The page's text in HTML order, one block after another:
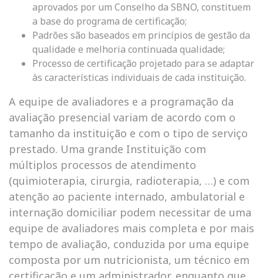
aprovados por um Conselho da SBNO, constituem
a base do programa de certificação;
Padrões são baseados em princípios de gestão da
qualidade e melhoria continuada qualidade;
Processo de certificação projetado para se adaptar
às características individuais de cada instituição.
A equipe de avaliadores e a programação da
avaliação presencial variam de acordo com o
tamanho da instituição e com o tipo de serviço
prestado. Uma grande Instituição com
múltiplos processos de atendimento
(quimioterapia, cirurgia, radioterapia, …) e com
atenção ao paciente internado, ambulatorial e
internação domiciliar podem necessitar de uma
equipe de avaliadores mais completa e por mais
tempo de avaliação, conduzida por uma equipe
composta por um nutricionista, um técnico em